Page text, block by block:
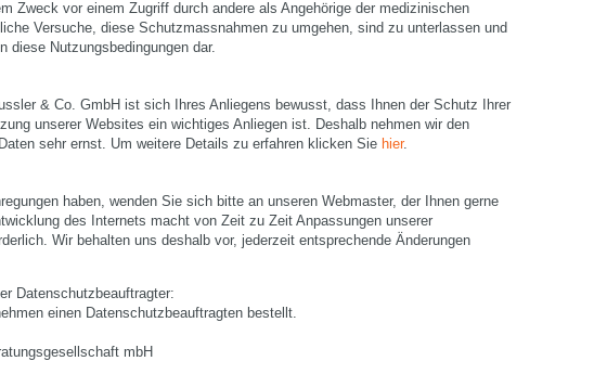
Zweck vor einem Zugriff durch andere als Angehörige der medizinischen
Versuche, diese Schutzmassnahmen zu umgehen, sind zu unterlassen und
diese Nutzungsbedingungen dar.
& Co. GmbH ist sich Ihres Anliegens bewusst, dass Ihnen der Schutz Ihrer
unserer Websites ein wichtiges Anliegen ist. Deshalb nehmen wir den
sehr ernst. Um weitere Details zu erfahren klicken Sie hier.
haben, wenden Sie sich bitte an unseren Webmaster, der Ihnen gerne
des Internets macht von Zeit zu Zeit Anpassungen unserer
Wir behalten uns deshalb vor, jederzeit entsprechende Änderungen
Datenschutzbeauftragter:
einen Datenschutzbeauftragten bestellt.
mbH